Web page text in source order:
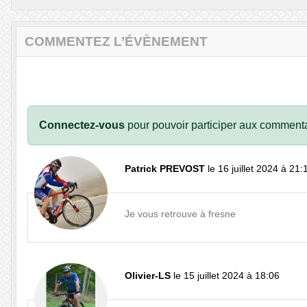
COMMENTEZ L’ÉVÈNEMENT
Connectez-vous pour pouvoir participer aux
Patrick PREVOST le 16 juillet 2024 à
Je vous retrouve à fresne
Olivier-LS le 15 juillet 2024 à 18:06